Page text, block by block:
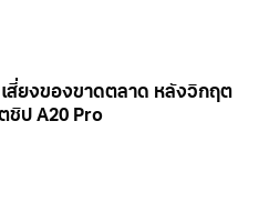
เสี่ยงของขาดตลาด หลังวิกฤต
ชิป A20 Pro